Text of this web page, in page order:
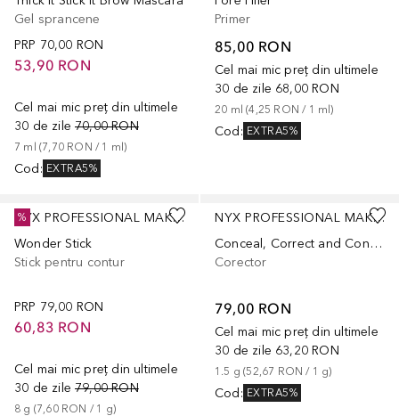
Gel sprancene
PRP 70,00 RON
53,90 RON
Cel mai mic preț din ultimele
30 de zile 70,00 RON
7 ml (7,70 RON / 1 ml)
Cod : EXTRA5%
Primer
85,00 RON
Cel mai mic preț din ultimele
30 de zile 68,00 RON
20 ml (4,25 RON / 1 ml)
Cod : EXTRA5%
NYX PROFESSIONAL MAKEUP
Wonder Stick
Stick pentru contur
PRP 79,00 RON
60,83 RON
Cel mai mic preț din ultimele
30 de zile 79,00 RON
8 g (7,60 RON / 1 g)
%
+2
NYX PROFESSIONAL MAKEUP
Conceal, Correct and Contour Palette
Corector
79,00 RON
Cel mai mic preț din ultimele
30 de zile 63,20 RON
1.5 g (52,67 RON / 1 g)
Cod : EXTRA5%